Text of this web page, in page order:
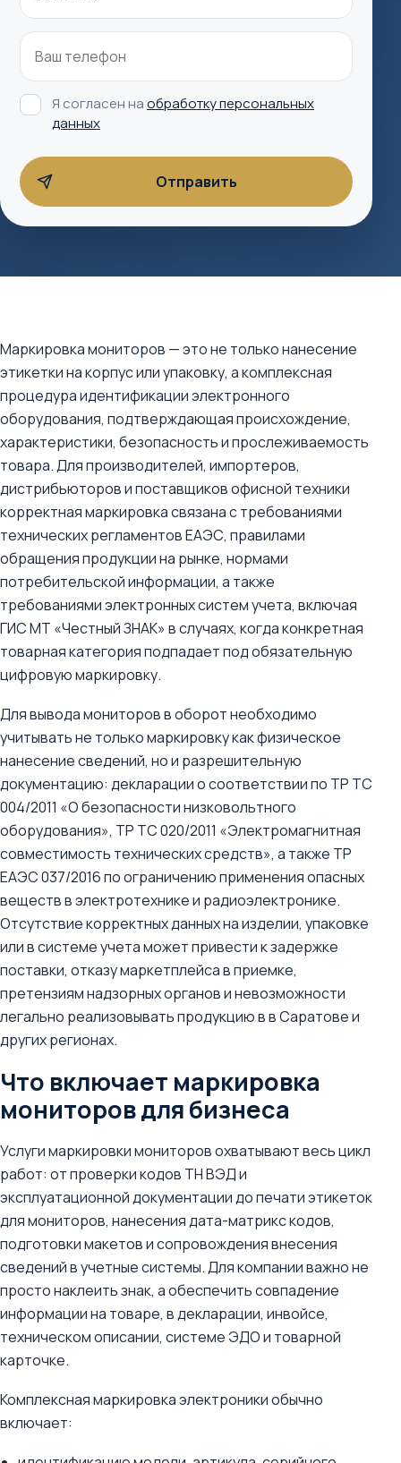
Я согласен наобработку персональных
данных
Маркировка мониторов — это не только нанесение
этикетки на корпус или упаковку, а комплексная
процедура идентификации электронного
оборудования, подтверждающая происхождение,
характеристики, безопасность и прослеживаемость
товара. Для производителей, импортеров,
дистрибьюторов и поставщиков офисной техники
корректная маркировка связана с требованиями
технических регламентов ЕАЭС, правилами
обращения продукции на рынке, нормами
потребительской информации, а также
требованиями электронных систем учета, включая
ГИС МТ «Честный ЗНАК» в случаях, когда конкретная
товарная категория подпадает под обязательную
цифровую маркировку.
Для вывода мониторов в оборот необходимо
учитывать не только маркировку как физическое
нанесение сведений, но и разрешительную
документацию: декларации о соответствии по ТР ТС
004/2011 «О безопасности низковольтного
оборудования», ТР ТС 020/2011 «Электромагнитная
совместимость технических средств», а также ТР
ЕАЭС 037/2016 по ограничению применения опасных
веществ в электротехнике и радиоэлектронике.
Отсутствие корректных данных на изделии, упаковке
или в системе учета может привести к задержке
поставки, отказу маркетплейса в приемке,
претензиям надзорных органов и невозможности
легально реализовывать продукцию в в Саратове и
других регионах.
Что включает маркировка
мониторов для бизнеса
Услуги маркировки мониторов охватывают весь цикл
работ: от проверки кодов ТН ВЭД и
эксплуатационной документации до печати этикеток
для мониторов, нанесения дата-матрикс кодов,
подготовки макетов и сопровождения внесения
сведений в учетные системы. Для компании важно не
просто наклеить знак, а обеспечить совпадение
информации на товаре, в декларации, инвойсе,
техническом описании, системе ЭДО и товарной
карточке.
Комплексная маркировка электроники обычно
включает: